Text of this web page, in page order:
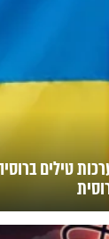
טילים